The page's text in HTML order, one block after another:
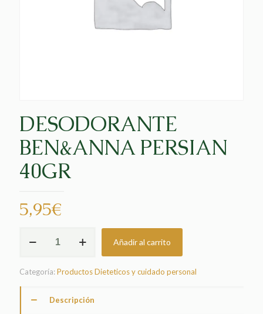
DESODORANTE
BEN&ANNA PERSIAN
40GR
5,95€
BEN&ANNA
cantidad
Añadir al carrito
Categoría:Productos Dieteticos y cuidado personal
Descripción